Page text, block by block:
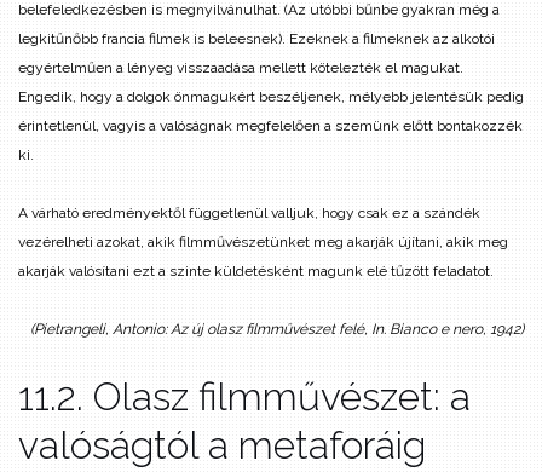
belefeledkezésben is megnyilvánulhat. (Az utóbbi bűnbe gyakran még a
legkitűnőbb francia filmek is beleesnek). Ezeknek a filmeknek az alkotói
egyértelműen a lényeg visszaadása mellett kötelezték el magukat.
Engedik, hogy a dolgok önmagukért beszéljenek, mélyebb jelentésük pedig
érintetlenül, vagyis a valóságnak megfelelően a szemünk előtt bontakozzék
ki.
A várható eredményektől függetlenül valljuk, hogy csak ez a szándék
vezérelheti azokat, akik filmművészetünket meg akarják újítani, akik meg
akarják valósítani ezt a szinte küldetésként magunk elé tűzött feladatot.
(Pietrangeli, Antonio: Az új olasz filmművészet felé, In. Bianco e nero, 1942)
11.2. Olasz filmművészet: a
valóságtól a metaforáig